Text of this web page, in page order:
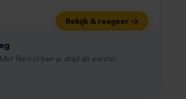
Bekijk & reageer →
Rent.nl ben je altijd als eerste!